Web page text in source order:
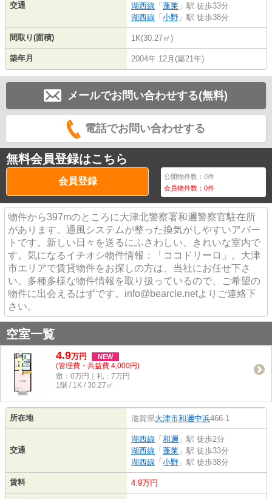
交通
湖西線 「 蓬莱 」駅 徒歩33分
湖西線 「 小野 」駅 徒歩38分
間取り(面積) 1K(30.27㎡)
築年月 2004年 12月(築21年)
メールでお問い合わせする(無料)
電話でお問い合わせする
無料会員登録はこちら
会員登録 公開物件数：0件
会員物件数：0件
物件から397mのところに大津北警察署和邇警察官駐在所
があります。通風システムが整った換気がしやすいアパー
トです。新しい日々を送るにふさわしい、きれいな室内で
す。気になるイチオシ物件情報：「ココドリーロ」。大津
市エリアで賃貸物件をお探しの方は、当社にお任せ下さ
い。多種多様な物件情報を取り扱っているので、ご希望の
物件に出会えるはずです。info@bearcle.netよりご連絡下
さい。
空室一覧
4.9万円 NEW
(管理費・共益費 4,000円)
敷：0万円｜礼：7万円
1階 / 1K / 30.27㎡
所在地 滋賀県大津市和邇中浜466-1
交通
湖西線 「 和邇 」駅 徒歩2分
湖西線 「 蓬莱 」駅 徒歩33分
湖西線 「 小野 」駅 徒歩38分
賃料 4.9万円